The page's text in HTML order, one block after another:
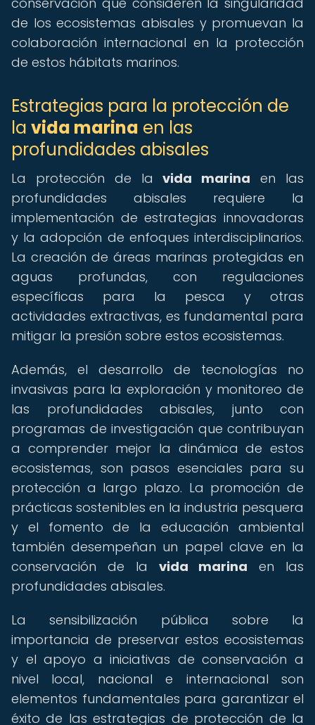
de los ecosistemas abisales y promuevan la
colaboración internacional en la protección
de estos hábitats marinos.
Estrategias para la protección de
la vida marina en las
profundidades abisales
La protección de lavida marina en las
profundidades abisales requiere la
implementación de estrategias innovadoras
y la adopción de enfoques interdisciplinarios.
La creación de áreas marinas protegidas en
aguas profundas, con regulaciones
específicas para la pesca y otras
actividades extractivas, es fundamental para
mitigar la presión sobre estos ecosistemas.
Además, el desarrollo de tecnologías no
invasivas para la exploración y monitoreo de
las profundidades abisales, junto con
programas de investigación que contribuyan
a comprender mejor la dinámica de estos
ecosistemas, son pasos esenciales para su
protección a largo plazo. La promoción de
prácticas sostenibles en la industria pesquera
y el fomento de la educación ambiental
también desempeñan un papel clave en la
conservación de la vida marina en las
profundidades abisales.
La sensibilización pública sobre la
importancia de preservar estos ecosistemas
y el apoyo a iniciativas de conservación a
nivel local, nacional e internacional son
elementos fundamentales para garantizar el
éxito de las estrategias de protección de la